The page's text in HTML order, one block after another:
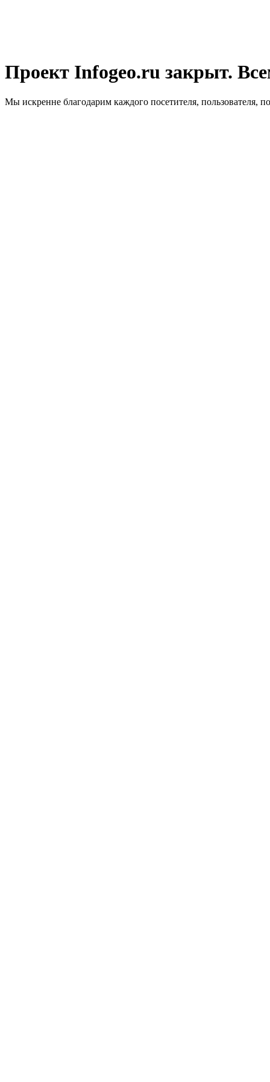
Проект Infogeo.ru закрыт.
Мы искренне благодарим каждого посетителя, пользователя,